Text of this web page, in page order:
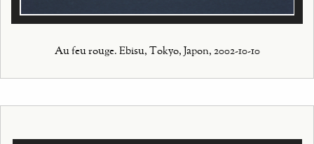
Au feu rouge. Ebisu, Tokyo, Japon, 2002-10-10